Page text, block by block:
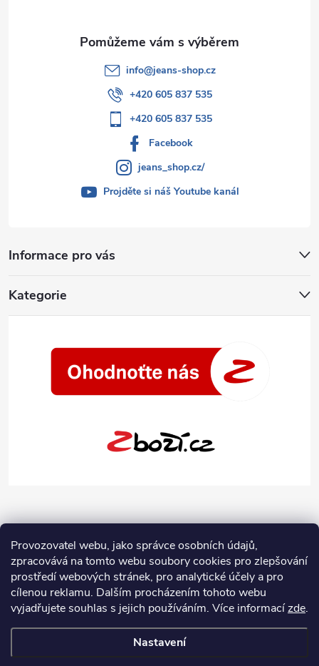
Provozovatel webu, jako správce osobních údajů,
zpracovává na tomto webu soubory cookies pro zlepšování
prostředí webových stránek, pro analytické účely a pro
cílenou reklamu. Dalším procházením tohoto webu
vyjadřujete souhlas s jejich používáním. Více informacízde.
Nastavení
Informace pro vás
Kategorie
info@jeans-shop.cz
+420 605 837 535
+420 605 837 535
Facebook
jeans_shop.cz/
Projděte si náš Youtube kanál